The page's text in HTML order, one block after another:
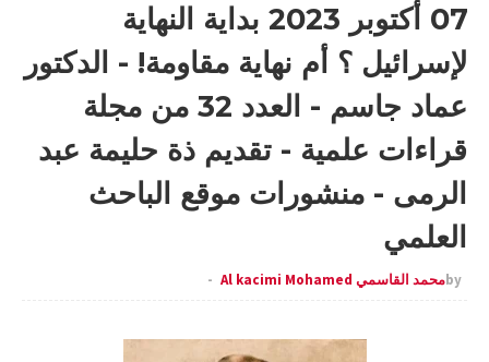
07 أكتوبر 2023 بداية النهاية
لإسرائيل ؟ أم نهاية مقاومة! - الدكتور
عماد جاسم - العدد 32 من مجلة
قراءات علمية - تقديم ذة حليمة عبد
الرمى - منشورات موقع الباحث
العلمي
byمحمد القاسمي Al kacimi Mohamed